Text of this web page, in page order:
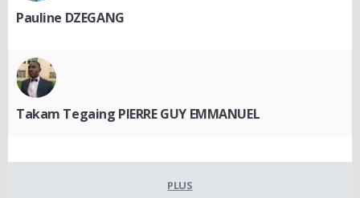
Pauline DZEGANG
Takam Tegaing PIERRE GUY EMMANUEL
PLUS